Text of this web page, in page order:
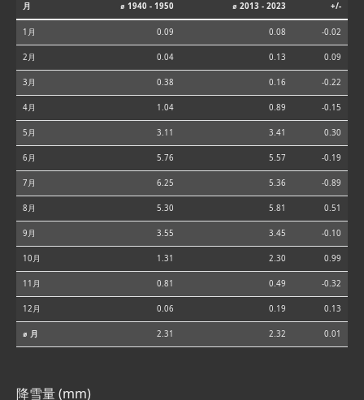
月 ⌀ 1940 - 1950 ⌀ 2013 - 2023 +/-
1月 0.09 0.08 -0.02
2月 0.04 0.13 0.09
3月 0.38 0.16 -0.22
4月 1.04 0.89 -0.15
5月 3.11 3.41 0.30
6月 5.76 5.57 -0.19
7月 6.25 5.36 -0.89
8月 5.30 5.81 0.51
9月 3.55 3.45 -0.10
10月 1.31 2.30 0.99
11月 0.81 0.49 -0.32
12月 0.06 0.19 0.13
⌀ 月 2.31 2.32 0.01
降雪量 (mm)